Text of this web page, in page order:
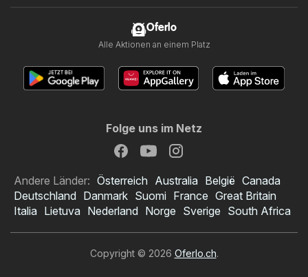
Oferlo
Alle Aktionen an einem Platz
Folge uns im Netz
Andere Länder: Österreich Australia België Canada
Deutschland Danmark Suomi France Great Britain
Italia Lietuva Nederland Norge Sverige South Africa
Copyright © 2026 Oferlo.ch.